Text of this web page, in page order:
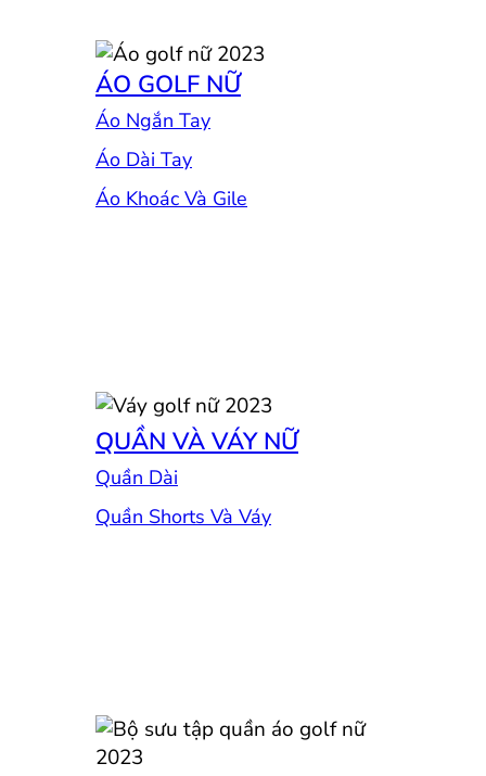
ÁO GOLF NỮ
Áo Ngắn Tay
Áo Dài Tay
Áo Khoác Và Gile
QUẦN VÀ VÁY NỮ
Quần Dài
Quần Shorts Và Váy